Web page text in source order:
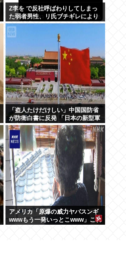
Z李を で反社呼ばわりしてしまっ
た弱者男性、リ氏ブチギレにより
開示請求へ
「盗人たけだけしい」中国国防省
が防衛白書に反発 「日本の新型軍
国主義」と批判
アメリカ「原爆の威力ヤバスンギ
wwwもう一発いっとこwww」これ